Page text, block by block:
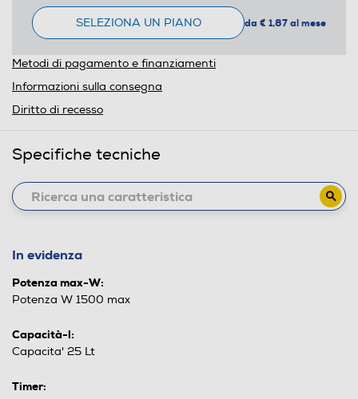
SELEZIONA UN PIANO da € 1,87 al mese
Metodi di pagamento e finanziamenti
Informazioni sulla consegna
Diritto di recesso
Specifiche tecniche
In evidenza
Potenza max-W:
Potenza W 1500 max
Capacità-l:
Capacita' 25 Lt
Timer: